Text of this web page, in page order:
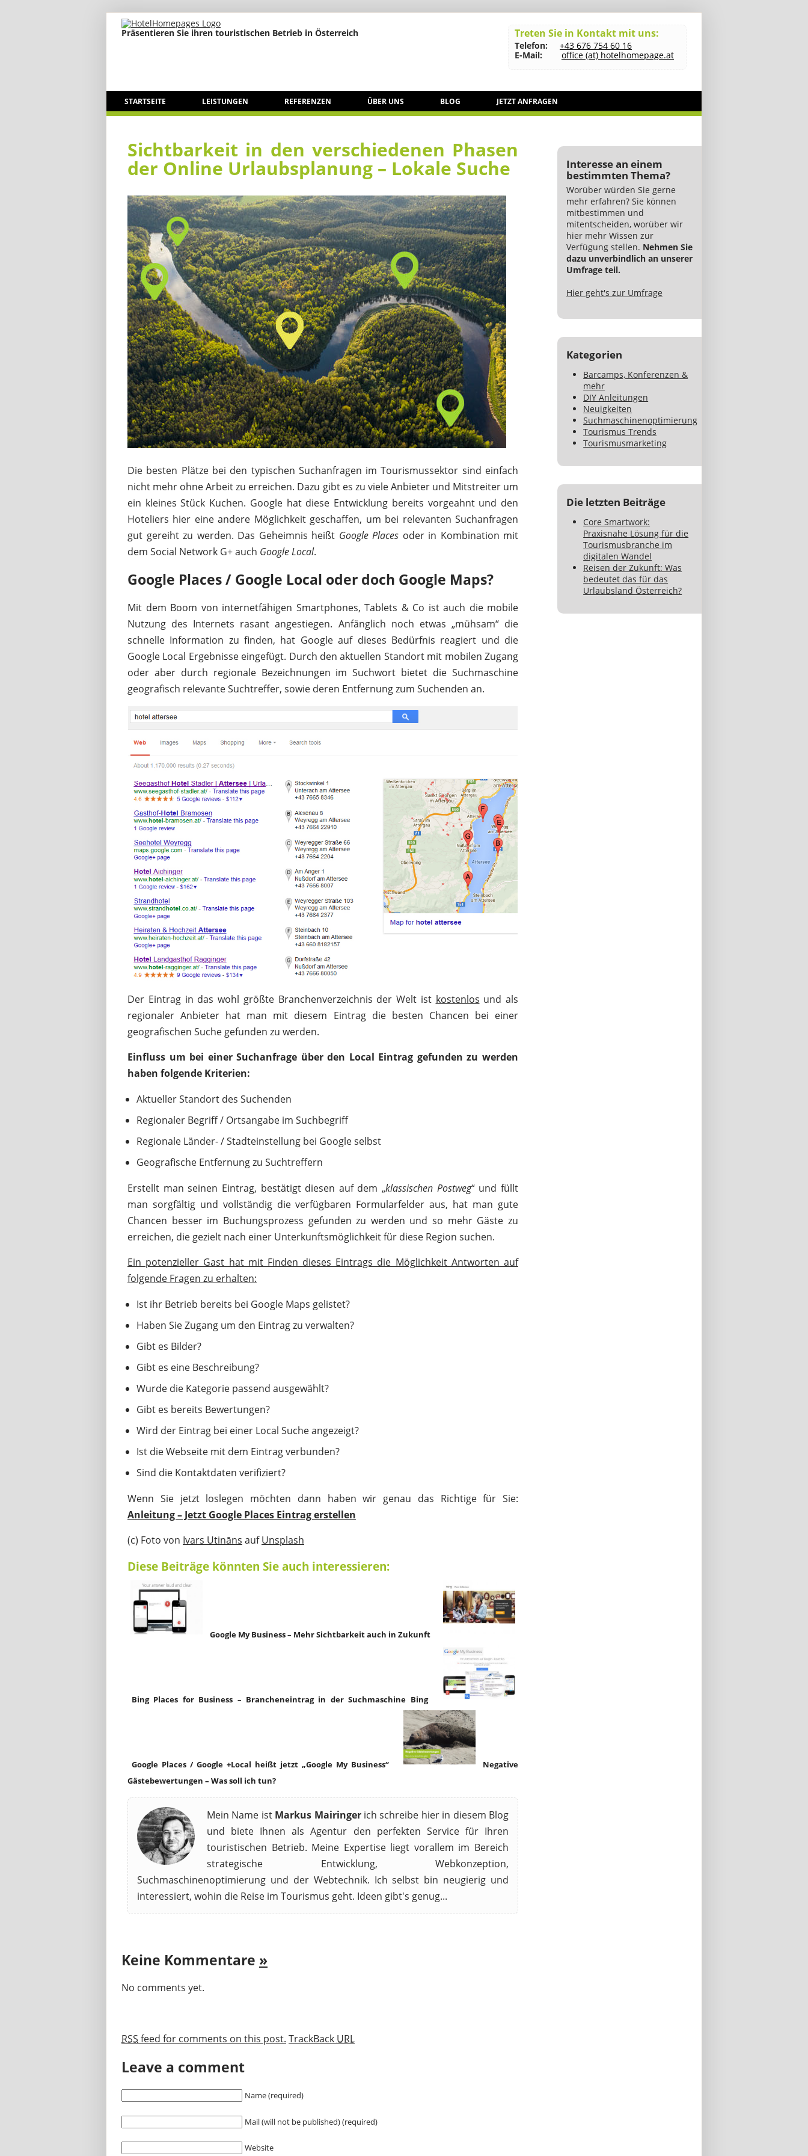
Präsentieren Sie ihren touristischen Betrieb in Österreich Treten Sie in Kontakt mit uns:
Telefon:
+43 676 754 60 16
E-Mail:
office (at) hotelhomepage.at
STARTSEITE LEISTUNGEN REFERENZEN ÜBER UNS BLOG JETZT ANFRAGEN
Sichtbarkeit in den verschiedenen Phasen
der Online Urlaubsplanung – Lokale Suche
Die besten Plätze bei den typischen Suchanfragen im Tourismussektor sind einfach
nicht mehr ohne Arbeit zu erreichen. Dazu gibt es zu viele Anbieter und Mitstreiter um
ein kleines Stück Kuchen. Google hat diese Entwicklung bereits vorgeahnt und den
Hoteliers hier eine andere Möglichkeit geschaffen, um bei relevanten Suchanfragen
gut gereiht zu werden. Das Geheimnis heißt Google Places oder in Kombination mit
dem Social Network G+ auch Google Local.
Google Places / Google Local oder doch Google Maps?
Mit dem Boom von internetfähigen Smartphones, Tablets & Co ist auch die mobile
Nutzung des Internets rasant angestiegen. Anfänglich noch etwas „mühsam“ die
schnelle Information zu finden, hat Google auf dieses Bedürfnis reagiert und die
Google Local Ergebnisse eingefügt. Durch den aktuellen Standort mit mobilen Zugang
oder aber durch regionale Bezeichnungen im Suchwort bietet die Suchmaschine
geografisch relevante Suchtreffer, sowie deren Entfernung zum Suchenden an.
Der Eintrag in das wohl größte Branchenverzeichnis der Welt ist kostenlos und als
regionaler Anbieter hat man mit diesem Eintrag die besten Chancen bei einer
geografischen Suche gefunden zu werden.
Einfluss um bei einer Suchanfrage über den Local Eintrag gefunden zu werden
haben folgende Kriterien:
Aktueller Standort des Suchenden
Regionaler Begriff / Ortsangabe im Suchbegriff
Regionale Länder- / Stadteinstellung bei Google selbst
Geografische Entfernung zu Suchtreffern
Erstellt man seinen Eintrag, bestätigt diesen auf dem „klassischen Postweg“ und füllt
man sorgfältig und vollständig die verfügbaren Formularfelder aus, hat man gute
Chancen besser im Buchungsprozess gefunden zu werden und so mehr Gäste zu
erreichen, die gezielt nach einer Unterkunftsmöglichkeit für diese Region suchen.
Ein potenzieller Gast hat mit Finden dieses Eintrags die Möglichkeit Antworten auf
folgende Fragen zu erhalten:
Ist ihr Betrieb bereits bei Google Maps gelistet?
Haben Sie Zugang um den Eintrag zu verwalten?
Gibt es Bilder?
Gibt es eine Beschreibung?
Wurde die Kategorie passend ausgewählt?
Gibt es bereits Bewertungen?
Wird der Eintrag bei einer Local Suche angezeigt?
Ist die Webseite mit dem Eintrag verbunden?
Sind die Kontaktdaten verifiziert?
Wenn Sie jetzt loslegen möchten dann haben wir genau das Richtige für Sie:
Anleitung – Jetzt Google Places Eintrag erstellen
(c) Foto von Ivars Utināns aufUnsplash
Diese Beiträge könnten Sie auch interessieren:
Google My Business – Mehr Sichtbarkeit auch in Zukunft
Bing Places for Business – Brancheneintrag in der Suchmaschine Bing
Google Places / Google +Local heißt jetzt „Google My Business“
Negative
Gästebewertungen – Was soll ich tun?
Mein Name ist Markus Mairingerich schreibe hier in diesem Blog
und biete Ihnen als Agentur den perfekten Service für Ihren
touristischen Betrieb. Meine Expertise liegt vorallem im Bereich
strategische Entwicklung, Webkonzeption,
Suchmaschinenoptimierung und der Webtechnik. Ich selbst bin neugierig und
interessiert, wohin die Reise im Tourismus geht. Ideen gibt's genug...
Keine Kommentare »
No comments yet.
RSS feed for comments on this post. TrackBack URL
Leave a comment
Name (required)
Mail (will not be published) (required)
Website
Interesse an einem
bestimmten Thema?
Worüber würden Sie gerne
mehr erfahren? Sie können
mitbestimmen und
mitentscheiden, worüber wir
hier mehr Wissen zur
Verfügung stellen. Nehmen Sie
dazu unverbindlich an unserer
Umfrage teil.
Hier geht's zur Umfrage
Kategorien
Barcamps, Konferenzen &
mehr
DIY Anleitungen
Neuigkeiten
Suchmaschinenoptimierung
Tourismus Trends
Tourismusmarketing
Die letzten Beiträge
Core Smartwork:
Praxisnahe Lösung für die
Tourismusbranche im
digitalen Wandel
Reisen der Zukunft: Was
bedeutet das für das
Urlaubsland Österreich?